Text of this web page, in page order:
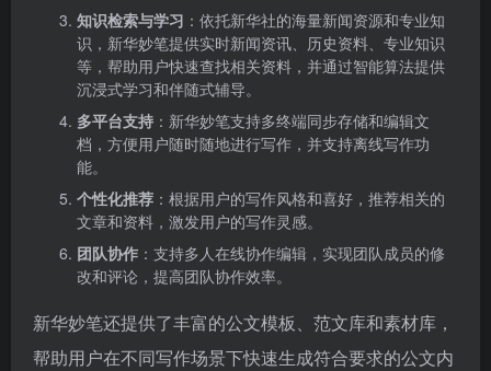
知识检索与学习 ：依托新华社的海量新闻资源和专业知
识，新华妙笔提供实时新闻资讯、历史资料、专业知识
等，帮助用户快速查找相关资料，并通过智能算法提供
沉浸式学习和伴随式辅导。
多平台支持 ：新华妙笔支持多终端同步存储和编辑文
档，方便用户随时随地进行写作，并支持离线写作功
能。
个性化推荐 ：根据用户的写作风格和喜好，推荐相关的
文章和资料，激发用户的写作灵感。
团队协作 ：支持多人在线协作编辑，实现团队成员的修
改和评论，提高团队协作效率。
新华妙笔还提供了丰富的公文模板、范文库和素材库，
帮助用户在不同写作场景下快速生成符合要求的公文内